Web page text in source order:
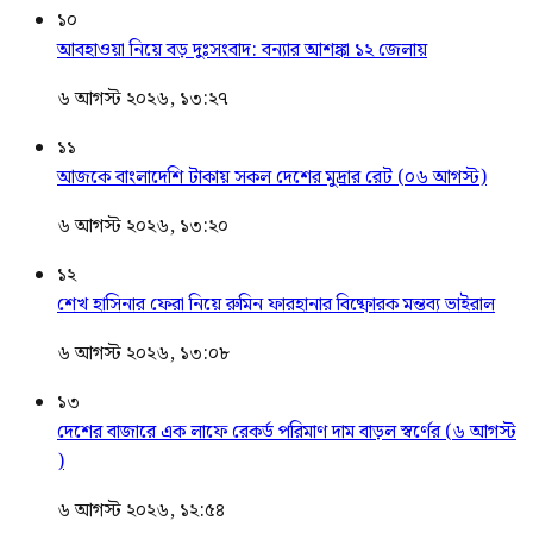
১০
আবহাওয়া নিয়ে বড় দুঃসংবাদ: বন্যার আশঙ্কা ১২ জেলায়
৬ আগস্ট ২০২৬, ১৩:২৭
১১
আজকে বাংলাদেশি টাকায় সকল দেশের মুদ্রার রেট (০৬ আগস্ট)
৬ আগস্ট ২০২৬, ১৩:২০
১২
শেখ হাসিনার ফেরা নিয়ে রুমিন ফারহানার বিষ্ফোরক মন্তব্য ভাইরাল
৬ আগস্ট ২০২৬, ১৩:০৮
১৩
দেশের বাজারে এক লাফে রেকর্ড পরিমাণ দাম বাড়ল স্বর্ণের (৬ আগস্ট
)
৬ আগস্ট ২০২৬, ১২:৫৪